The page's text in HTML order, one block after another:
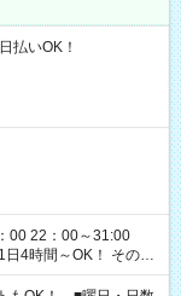
いOK！
00 22：00～31:00
～OK！ その他
ださい！